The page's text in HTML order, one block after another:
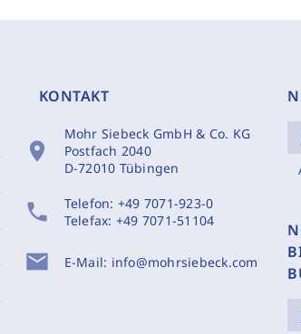
KONTAKT
location_on
Mohr Siebeck GmbH & Co. KG
Postfach 2040
D-72010 Tübingen
phone Telefon: +49 7071-923-0
Telefax: +49 7071-51104
mail E-Mail: info@mohrsiebeck.com